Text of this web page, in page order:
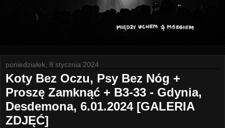
poniedziałek, 8 stycznia 2024
Koty Bez Oczu, Psy Bez Nóg +
Proszę Zamknąć + B3-33 - Gdynia,
Desdemona, 6.01.2024 [GALERIA
ZDJĘĆ]